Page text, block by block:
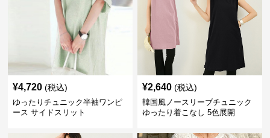
¥4,720 (税込)
ゆったりチュニック半袖ワンピ
ース サイドスリット
¥2,640 (税込)
韓国風ノースリーブチュニック
ゆったり着こなし 5色展開